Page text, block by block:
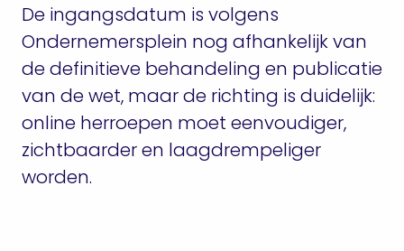
De ingangsdatum is volgens
Ondernemersplein nog afhankelijk van
de definitieve behandeling en publicatie
van de wet, maar de richting is duidelijk:
online herroepen moet eenvoudiger,
zichtbaarder en laagdrempeliger
worden.